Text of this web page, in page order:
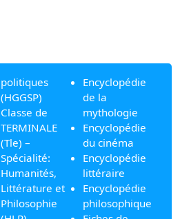
politiques
(HGGSP)
Classe de
TERMINALE
(Tle) –
Spécialité:
Humanités,
Littérature et
Philosophie
Encyclopédie
de la
mythologie
Encyclopédie
du cinéma
Encyclopédie
littéraire
Encyclopédie
philosophique